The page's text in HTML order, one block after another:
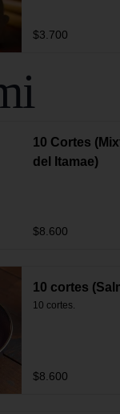
$3.700
10 Cortes
del Itamae)
$8.600
10 cortes
10 cortes.
$8.600